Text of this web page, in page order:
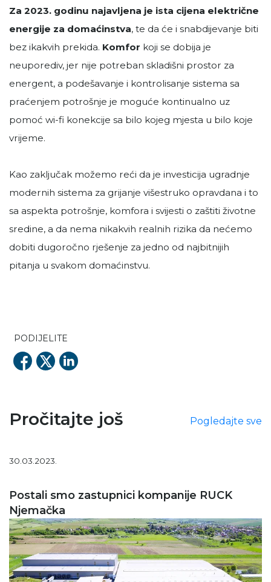
Za 2023. godinu najavljena je ista cijena električne
energije za domaćinstva, te da će i snabdijevanje biti
bez ikakvih prekida. Komfor koji se dobija je
neuporediv, jer nije potreban skladišni prostor za
energent, a podešavanje i kontrolisanje sistema sa
praćenjem potrošnje je moguće kontinualno uz
pomoć wi-fi konekcije sa bilo kojeg mjesta u bilo koje
vrijeme.
Kao zaključak možemo reći da je investicija ugradnje
modernih sistema za grijanje višestruko opravdana i to
sa aspekta potrošnje, komfora i svijesti o zaštiti životne
sredine, a da nema nikakvih realnih rizika da nećemo
dobiti dugoročno rješenje za jedno od najbitnijih
pitanja u svakom domaćinstvu.
PODIJELITE
Pročitajte još Pogledajte sve
30.03.2023.
Postali smo zastupnici kompanije RUCK
Njemačka